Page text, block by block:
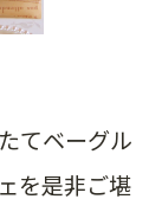
てベーグル
を是非ご堪